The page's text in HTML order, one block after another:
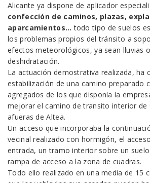
Alicante ya dispone de aplicador
confección de caminos, plazas,
aparcamientos… todo tipo de suelos
los problemas propios del tránsito a
efectos meteorológicos, ya sean lluvias
deshidratación.
La actuación demostrativa realizada, ha
estabilización de una camino preparado
agregados de los que disponía la
mejorar el camino de transito interior de
afueras de Altea.
Un acceso que incorporaba la
vecinal realizado con hormigón, el
entrada, un tramo interior sobre un
rampa de acceso a la zona de cuadras.
Todo ello realizado en una media de 15